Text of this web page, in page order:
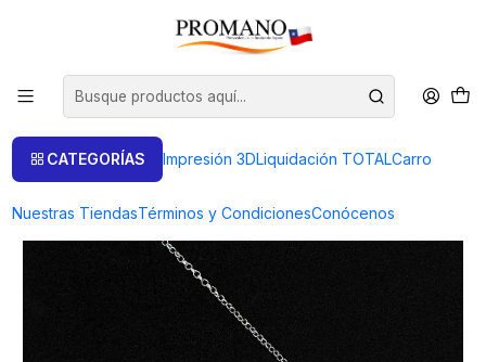
CATEGORÍAS Impresión 3DLiquidación TOTALCarro
Nuestras TiendasTérminos y CondicionesConócenos
Fornitura Ag925 Cadenas Plata
CADENA DE PLATA ROLO -038 POR METRO